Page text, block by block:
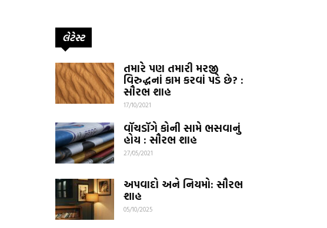
લેટેસ્ટ
તમારે પણ તમારી મરજી
વિરુદ્ધનાં કામ કરવાં પડે છે? :
સૌરભ શાહ
17/10/2021
વૉચડૉગે કોની સામે ભસવાનું
હોય : સૌરભ શાહ
27/05/2021
અપવાદો અને નિયમો: સૌરભ
શાહ
05/10/2025